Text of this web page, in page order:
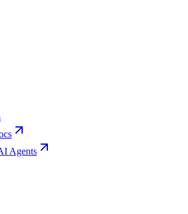
Agents